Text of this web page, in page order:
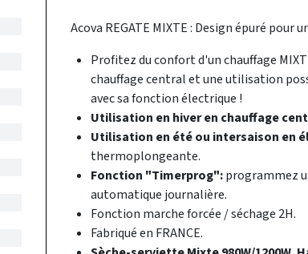
Acova REGATE MIXTE : Design épuré pour
Profitez du confort d'un chauffage
chauffage central et une utilisation
avec sa fonction électrique !
Utilisation en hiver en chauffage
Utilisation en été ou intersaison en
thermoplongeante.
Fonction "Timerprog":programmez
automatique journalière.
Fonction marche forcée / séchage 2H.
Fabriqué en FRANCE.